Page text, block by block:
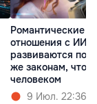
Романтические
отношения с ИИ
развиваются по
же законам, что
человеком
9 Июл. 22:36